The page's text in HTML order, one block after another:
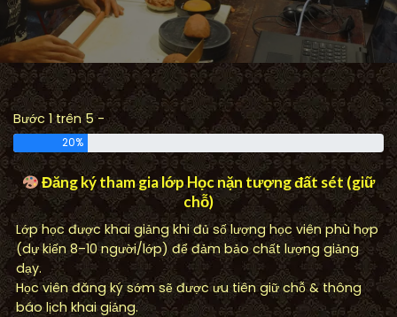
Bước 1 trên 5 -
20%
Đăng ký tham gia lớp Học nặn tượng đất sét (giữ
chỗ)
Lớp học được khai giảng khi đủ số lượng học viên phù hợp
(dự kiến 8–10 người/lớp) để đảm bảo chất lượng giảng
dạy.
Học viên đăng ký sớm sẽ được ưu tiên giữ chỗ & thông
báo lịch khai giảng.